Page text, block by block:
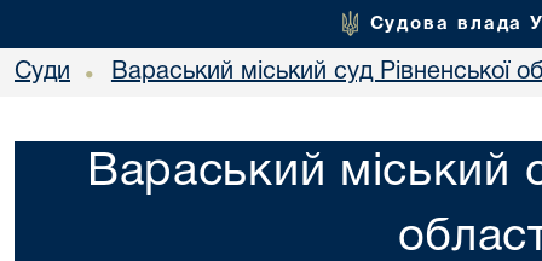
Судова влада
Суди • Вараський міський суд Рівненської
Вараський міський